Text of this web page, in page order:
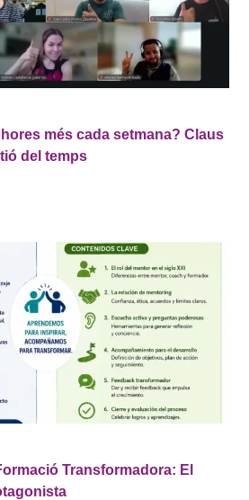
més cada setmana? Claus
del temps
Transformadora: El